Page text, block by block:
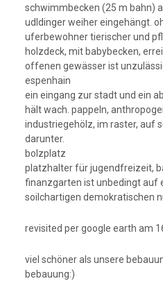
schwimmbecken (25 m bahn)
udldinger weiher eingehängt.
uferbewohner tierischer und
holzdeck, mit babybecken,
offenen gewässer ist
espenhain
ein eingang zur stadt und ein
hält wach. pappeln,
industriegehölz, im raster, auf
darunter.
bolzplatz
platzhalter für jugendfreizeit,
finanzgarten ist unbedingt auf
soilchartigen demokratischen
revisited per google earth am
viel schöner als unsere
bebauung:)